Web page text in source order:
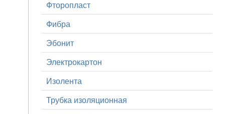
Фторопласт
Фибра
Эбонит
Электрокартон
Изолента
Трубка изоляционная